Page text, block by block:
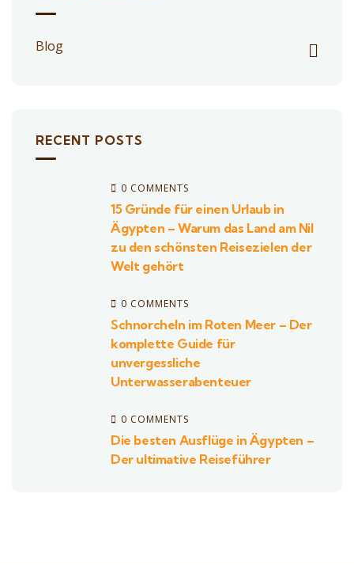
Blog
RECENT POSTS
0 COMMENTS
15 Gründe für einen Urlaub in
Ägypten – Warum das Land am Nil
zu den schönsten Reisezielen der
Welt gehört
0 COMMENTS
Schnorcheln im Roten Meer – Der
komplette Guide für
unvergessliche
Unterwasserabenteuer
0 COMMENTS
Die besten Ausflüge in Ägypten –
Der ultimative Reiseführer